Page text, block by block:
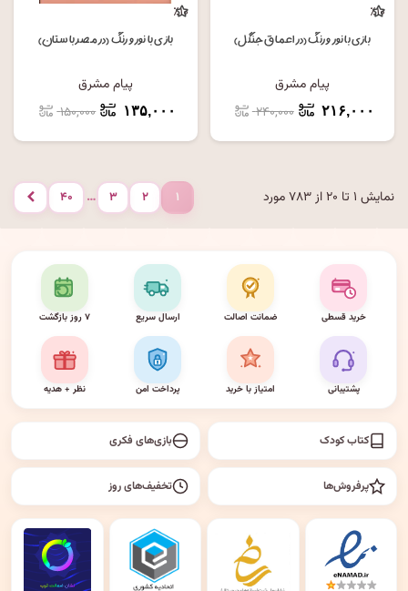
٪۱۰
بازی با نور و رنگ (در اعماق جنگل)
پیام مشرق
۲۱۶,۰۰۰ ۲۴۰,۰۰۰
٪۱۰
بازی با نور و رنگ (در مصر باستان)
پیام مشرق
۱۳۵,۰۰۰ ۱۵۰,۰۰۰
نمایش ۱ تا ۲۰ از ۷۸۳ مورد ۱ ۲ ۳ … ۴۰ بعدی
خرید قسطی ضمانت اصالت ارسال سریع ۷ روز بازگشت
پشتیبانی امتیاز با خرید پرداخت امن نظر + هدیه
کتاب کودک بازی‌های فکری
پرفروش‌ها تخفیف‌های روز